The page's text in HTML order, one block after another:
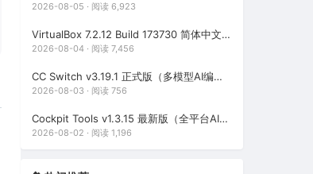
2026-08-05 · 阅读 6,923
VirtualBox 7.2.12 Build 173730 简体中文绿色便携版（免费开源的虚拟机）
2026-08-04 · 阅读 7,456
CC Switch v3.19.1 正式版（多模型AI编程助手统一管理平台，AI编程必备工具）
2026-08-03 · 阅读 756
Cockpit Tools v1.3.15 最新版（全平台AI编程环境账号管理与多开神器，支持WorkBuddy一键签到）
2026-08-02 · 阅读 1,196